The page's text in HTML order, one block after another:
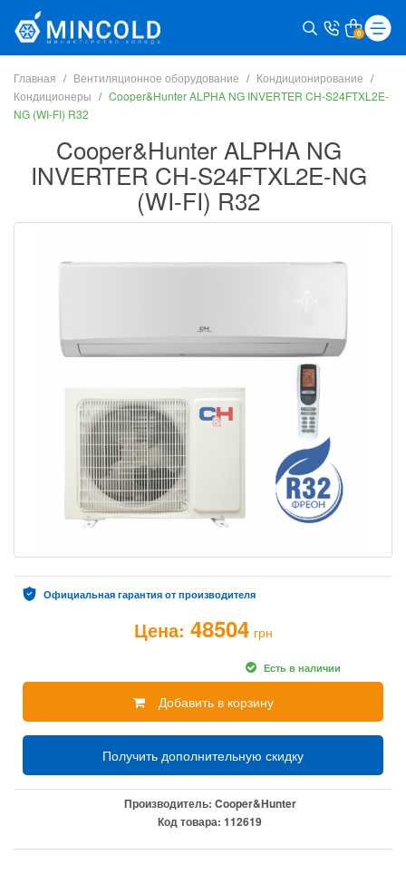
0
Главная Вентиляционное оборудование
Кондиционирование
Кондиционеры
Cooper&Hunter ALPHA NG INVERTER CH-S24FTXL2E-
NG (WI-FI) R32
Cooper&Hunter ALPHA NG
INVERTER CH-S24FTXL2E-NG
(WI-FI) R32
Официальная гарантия от производителя
Цена: 48504 грн
Есть в наличии
Добавить в корзину
Получить дополнительную скидку
Производитель: Cooper&Hunter
Код товара: 112619